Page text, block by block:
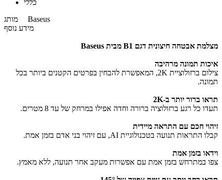
כללי
מותג Baseus
מידע נוסף
מצלמת אבטחה חיצונית דגם B1 מבית Baseus
איכות תמונה מרהיבה
צילום ברזולוציית 2K, המאפשרת להבחין בפרטים הקטנים ביותר בכל
תמונה.
תראו ברור יותר ב-2K
תעדו כל רגע ברזולוציה ברורה וחדה אפילו במרחק של עד 8 מטרים.
זיהוי חכם עם התראה מיידית
קבלו התראות תנועה בטכנולוגיית AI, עם זיהוי בני אדם בזמן אמת.
וידאו בזמן אמת
צפו במתרחש בזמן אמת עם אפשרות מעקב אחר תנועה, ללא מאמץ.